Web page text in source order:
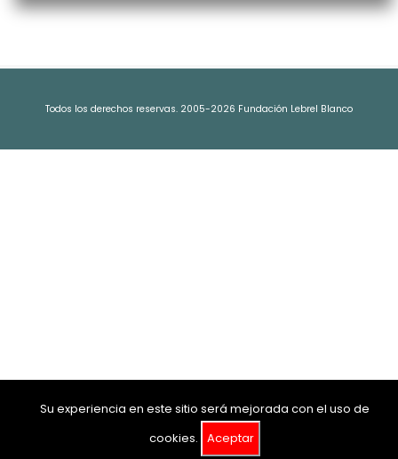
Todos los derechos reservas. 2005-2026 Fundación Lebrel Blanco
Su experiencia en este sitio será mejorada con el uso de
cookies. Aceptar